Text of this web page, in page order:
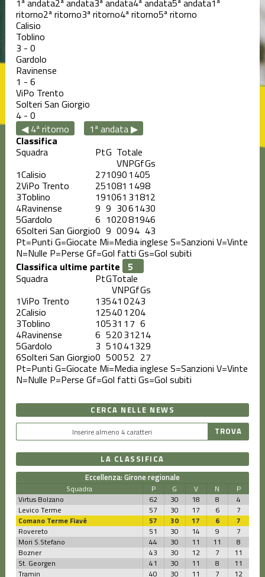
1ª andata2ª andata3ª andata4ª andata5ª andata1ª
ritorno2ª ritorno3ª ritorno4ª ritorno5ª ritorno
Calisio
Toblino
3 - 0
Gardolo
Ravinense
1 - 6
ViPo Trento
Solteri San Giorgio
4- 0
◀ 4ª ritorno
1ª andata ▶
Classifica
Squadra PtG Totale
VNPGfGs
1Calisio 2710901 405
2ViPo Trento 251081 1 498
3Toblino 191061 31812
4Ravinense 9 9 3061430
5Gardolo 6 102081946
6Solteri San Giorgio0 9 0094 43
Pt=Punti G=Giocate Mi=Media inglese S=Sanzioni V=Vinte
N=Nulle P=Perse Gf=Gol fatti Gs=Gol subiti
Classifica ultime partite
Squadra
PtGTotale
VNPGfGs
1ViPo Trento 13541 0243
2Calisio 125401 204
3Toblino 10531 1 7 6
4Ravinense 6 52031214
5Gardolo 3 51041329
6Solteri San Giorgio0 50052 27
Pt=Punti G=Giocate Mi=Media inglese S=Sanzioni V=Vinte
N=Nulle P=Perse Gf=Gol fatti Gs=Gol subiti
CERCA NELLE NEWS
LA CLASSIFICA
Eccellenza: Girone regionale
Squadra P G V N
P
Virtus Bolzano
62 30 18 8
4
Levico Terme
57 30 17 6
7
Comano Terme Fiavé
57 30 17 6
7
Rovereto
51 30 14 9
7
Mori S.Stefano
44 30 11 11
8
Bozner
43 30 12 7
11
St. Georgen
41 30 11 8
11
Tramin
40 30 11 7 12